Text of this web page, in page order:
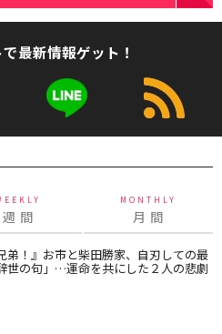
最新情報ゲット！
週 間
MONTHLY
月 間
弟！』お市と柴田勝家、自刃しての最
世の句」…運命を共にした２人の悲劇